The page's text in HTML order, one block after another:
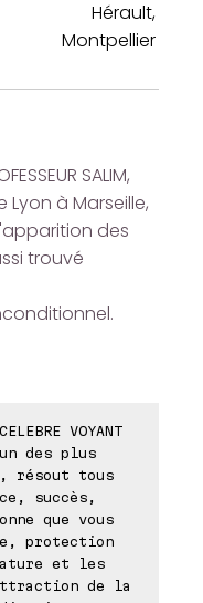
Hérault,
Montpellier
SALIM,
à Marseille,
des
trouvé
VOYANT
des plus
résout tous
succès,
que vous
protection
et les
de la